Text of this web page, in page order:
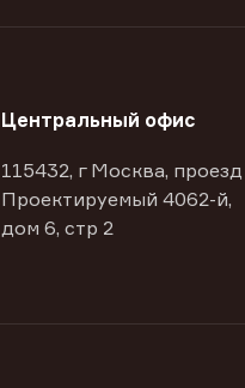
Центральный офис
115432, г Москва, проезд
Проектируемый 4062-й,
дом 6, стр 2